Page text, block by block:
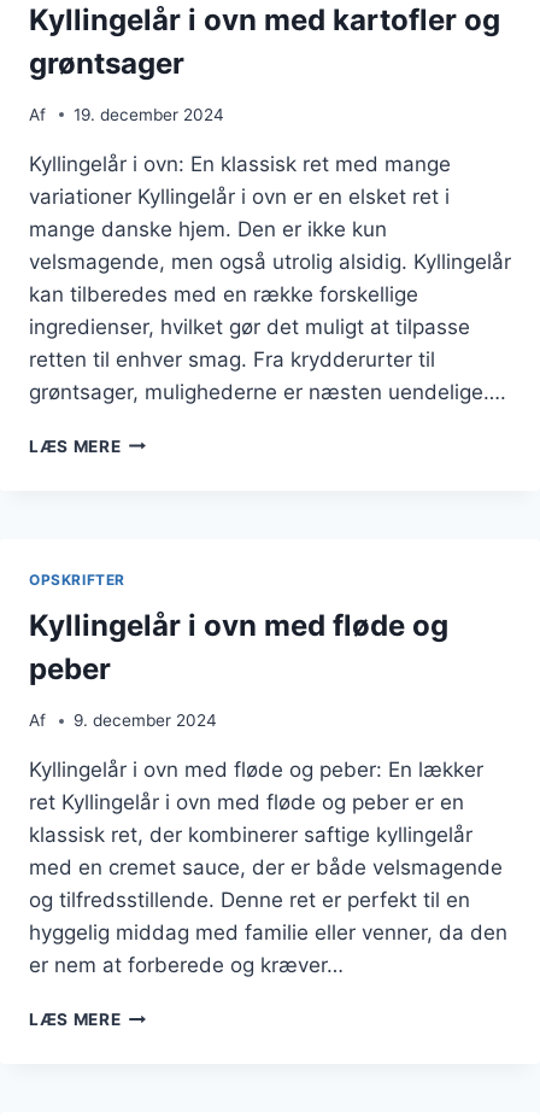
Kyllingelår i ovn med kartofler og
grøntsager
Af 19. december 2024
Kyllingelår i ovn: En klassisk ret med mange
variationer Kyllingelår i ovn er en elsket ret i
mange danske hjem. Den er ikke kun
velsmagende, men også utrolig alsidig. Kyllingelår
kan tilberedes med en række forskellige
ingredienser, hvilket gør det muligt at tilpasse
retten til enhver smag. Fra krydderurter til
grøntsager, mulighederne er næsten uendelige….
LÆS MEREKYLLINGELÅR
GRØNTSAGER
OPSKRIFTER
Kyllingelår i ovn med fløde og
peber
Af 9. december 2024
Kyllingelår i ovn med fløde og peber: En lækker
ret Kyllingelår i ovn med fløde og peber er en
klassisk ret, der kombinerer saftige kyllingelår
med en cremet sauce, der er både velsmagende
og tilfredsstillende. Denne ret er perfekt til en
hyggelig middag med familie eller venner, da den
er nem at forberede og kræver…
LÆS MEREKYLLINGELÅR